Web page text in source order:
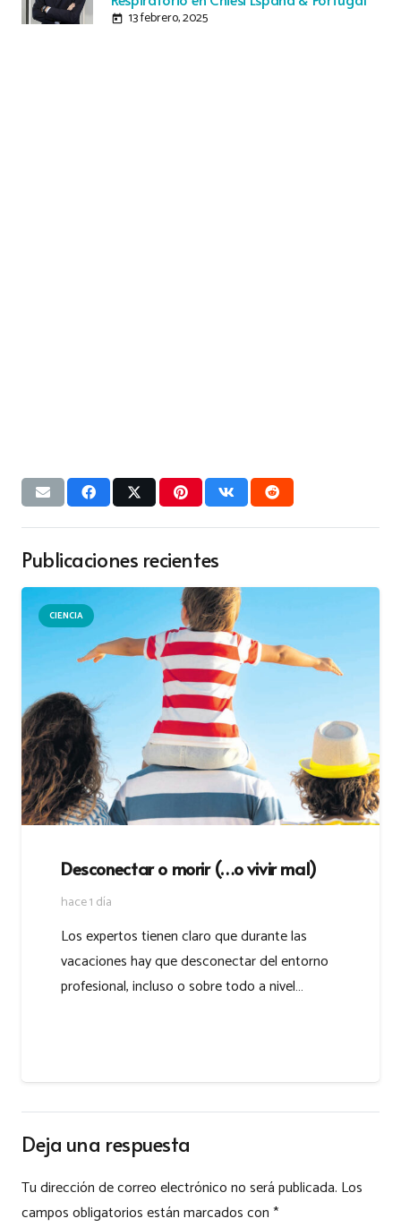
today 13 febrero, 2025
Publicaciones recientes
CIENCIA
Desconectar o morir (…o vivir mal)
hace 1 día
Los expertos tienen claro que durante las
vacaciones hay que desconectar del entorno
profesional, incluso o sobre todo a nivel…
Deja una respuesta
Tu dirección de correo electrónico no será publicada. Los
campos obligatorios están marcados con*